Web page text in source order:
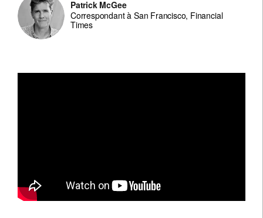
Patrick McGee
Correspondant à San Francisco, Financial
Times